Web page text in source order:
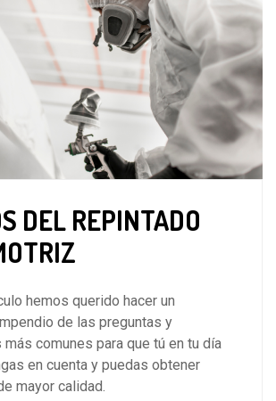
DEL REPINTADO
hemos querido hacer un
de las preguntas y
comunes para que tú en tu día
en cuenta y puedas obtener
mayor calidad.